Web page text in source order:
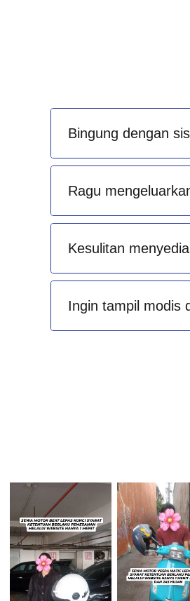
Bingung dengan
Ragu
Kesulitan
Ingin tampil modis
Cityplaza
Jatinegara
Gedung Parkir
Antar